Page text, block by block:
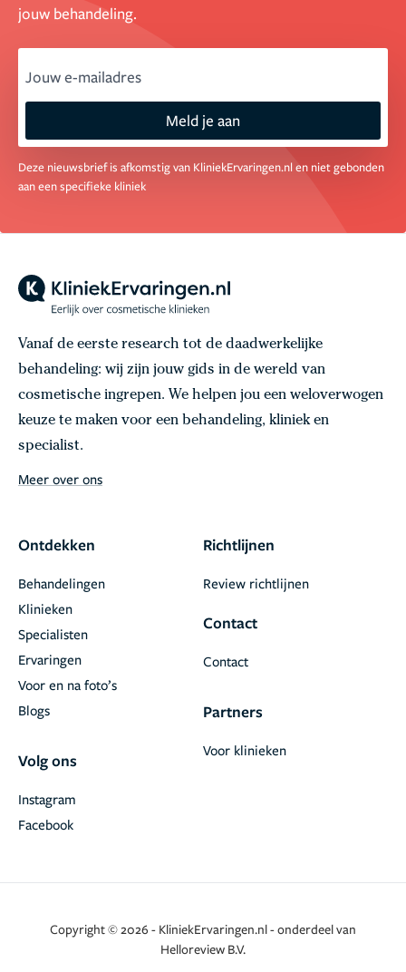
jouw behandeling.
Meld je aan
Deze nieuwsbrief is afkomstig van KliniekErvaringen.nl en niet gebonden
aan een specifieke kliniek
Vanaf de eerste research tot de daadwerkelijke
behandeling: wij zijn jouw gids in de wereld van
cosmetische ingrepen. We helpen jou een weloverwogen
keuze te maken voor een behandeling, kliniek en
specialist.
Meer over ons
Ontdekken
Behandelingen
Klinieken
Specialisten
Ervaringen
Voor en na foto’s
Blogs
Volg ons
Facebook
Instagram
Richtlijnen
Review richtlijnen
Contact
Contact
Partners
Voor klinieken
Copyright © 2026 - KliniekErvaringen.nl - onderdeel van
Helloreview B.V.